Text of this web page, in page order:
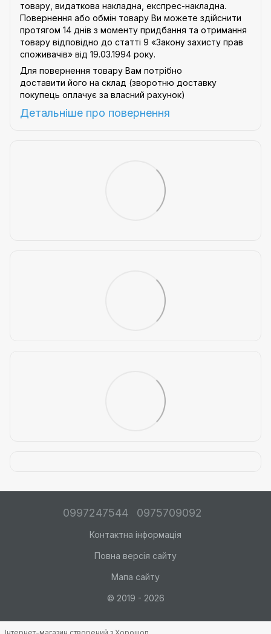
товару, видаткова накладна, експрес-накладна.
Повернення або обмін товару Ви можете здійснити
протягом 14 днів з моменту придбання та отримання
товару відповідно до статті 9 «Закону захисту прав
споживачів» від 19.03.1994 року.
Для повернення товару Вам потрібно
доставити його на склад (зворотню доставку
покупець оплачує за власний рахунок)
Детальніше про повернення
0997247544 0975709092
Контактна інформація
Повна версія сайту
Мапа сайту
© 2019 - 2026